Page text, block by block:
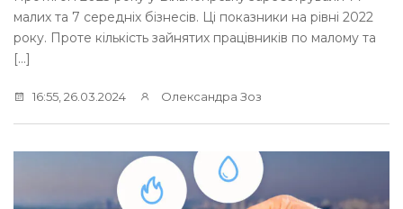
малих та 7 середніх бізнесів. Ці показники на рівні 2022
року. Проте кількість зайнятих працівників по малому та
[…]
16:55, 26.03.2024 Олександра Зоз